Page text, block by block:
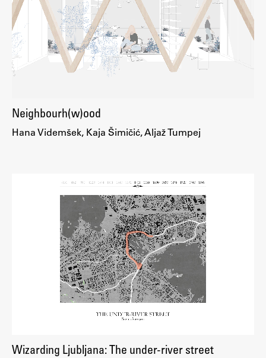
ŠIS (SI)
ŠIS (EN)
Obvestila
Program dela
Raziskovanje
Raziskovalni projekti
Neighbourh(w)ood
Hana Videmšek, Kaja Šimičić, Aljaž Tumpej
Wizarding Ljubljana: The under-river street